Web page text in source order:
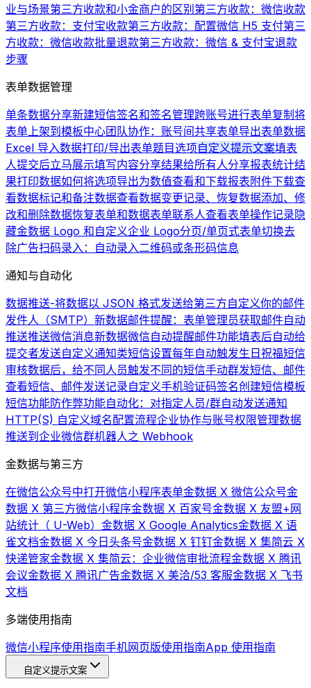
业与场景第三方收款和小金商户的区别第三方收款：微信收款
第三方收款：支付宝收款第三方收款：配置微信 H5 支付第三
方收款：微信收款批量退款第三方收款：微信 & 支付宝退款
步骤
表单数据管理
单条数据分享新建短信签名和签名管理跨账号进行表单复制将
表单上架到模板中心团队协作：账号间共享表单导出表单数据
Excel 导入数据打印/导出表单题目选项自定义提示文案填表
人提交后立马展示填写内容分享结果给所有人分享报表统计结
果打印数据如何将选项导出为数值查看和下载报表附件下载查
看数据标记和备注数据查看数据变更记录、恢复数据添加、修
改和删除数据恢复表单和数据表单联系人查看表单操作记录隐
藏金数据 Logo 和自定义企业 Logo分页/单页式表单切换去
除广告扫码录入：自动录入二维码或条形码信息
通知与自动化
数据推送-将数据以 JSON 格式发送给第三方自定义你的邮件
发件人（SMTP） 新数据邮件提醒：表单管理员获取邮件自动
推送推送微信消息新数据微信自动提醒邮件功能填表后自动给
提交者发送自定义通知类短信设置每年自动触发生日祝福短信
审核数据后，给不同人员触发不同的短信手动群发短信、邮件
查看短信、邮件发送记录自定义手机验证码签名创建短信模板
短信功能防作弊功能自动化：对指定人员/群自动发送通知
HTTP(S) 自定义域名配置流程企业协作与账号权限管理数据
推送到企业微信群机器人之 Webhook
金数据与第三方
在微信公众号中打开微信小程序表单金数据 X 微信公众号金
数据 X 第三方微信小程序金数据 X 百家号金数据 X 友盟+网
站统计（ U-Web） 金数据 X Google Analytics金数据 X 语
雀文档金数据 X 今日头条号金数据 X 钉钉金数据 X 集简云 X
快递管家金数据 X 集简云：企业微信审批流程金数据 X 腾讯
会议金数据 X 腾讯广告金数据 X 美洽/53 客服金数据 X 飞书
文档
多端使用指南
微信小程序使用指南手机网页版使用指南App 使用指南
自定义提示文案